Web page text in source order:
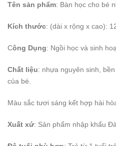
Tên sản phẩm: Bàn học cho bé
Kích thước: (dài x rộng x cao):
Công Dụng: Ngồi học và sinh
Chất liệu: nhựa nguyên sinh,
của bé.
Màu sắc tươi sáng kết hợp hài
Xuất xứ: Sản phẩm nhập khẩu